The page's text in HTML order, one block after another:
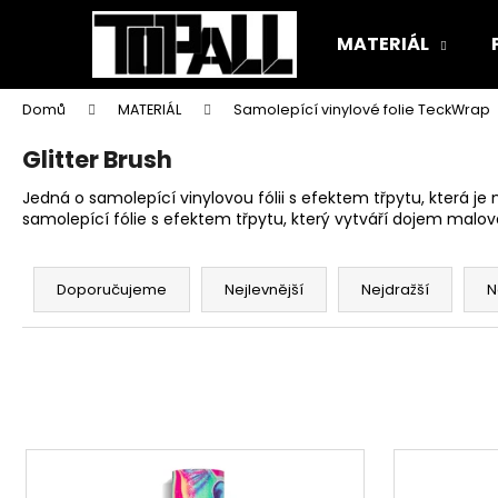
MATERIÁL
Domů MATERIÁL Samolepící vinylové folie TeckWrap
Glitter Brush
Jedná o samolepící vinylovou fólii s efektem třpytu, která je
samolepící fólie s efektem třpytu, který vytváří dojem
Ř
z
Doporučujeme Nejlevnější Nejdražší
V
í
do
obchodu
do
obchodu